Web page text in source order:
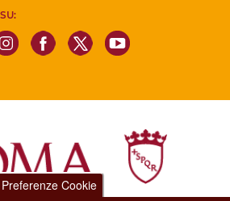
Preferenze Cookie